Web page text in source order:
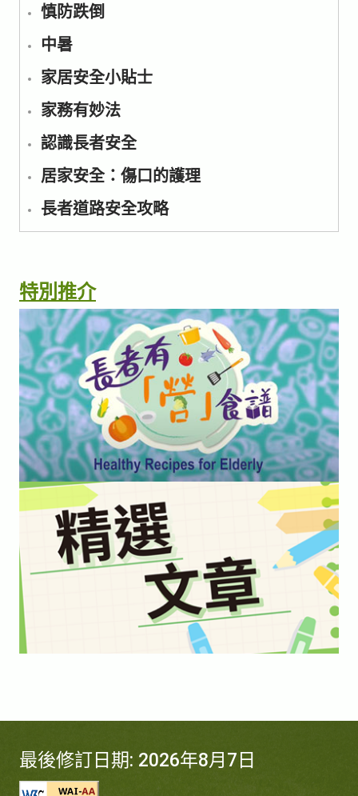
慎防跌倒
中暑
家居安全小貼士
家務有妙法
認識長者安全
居家安全：傷口的護理
長者道路安全攻略
特別推介
最後修訂日期: 2026年8月7日